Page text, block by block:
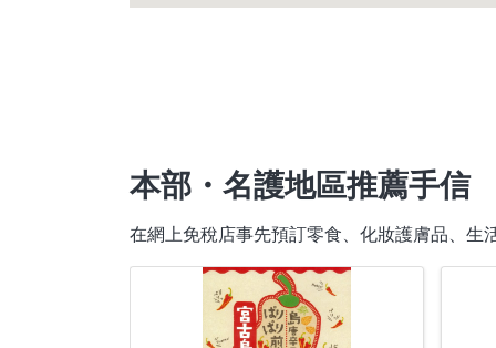
本部・名護地區推薦手信
在網上免稅店事先預訂零食、化妝護膚品、